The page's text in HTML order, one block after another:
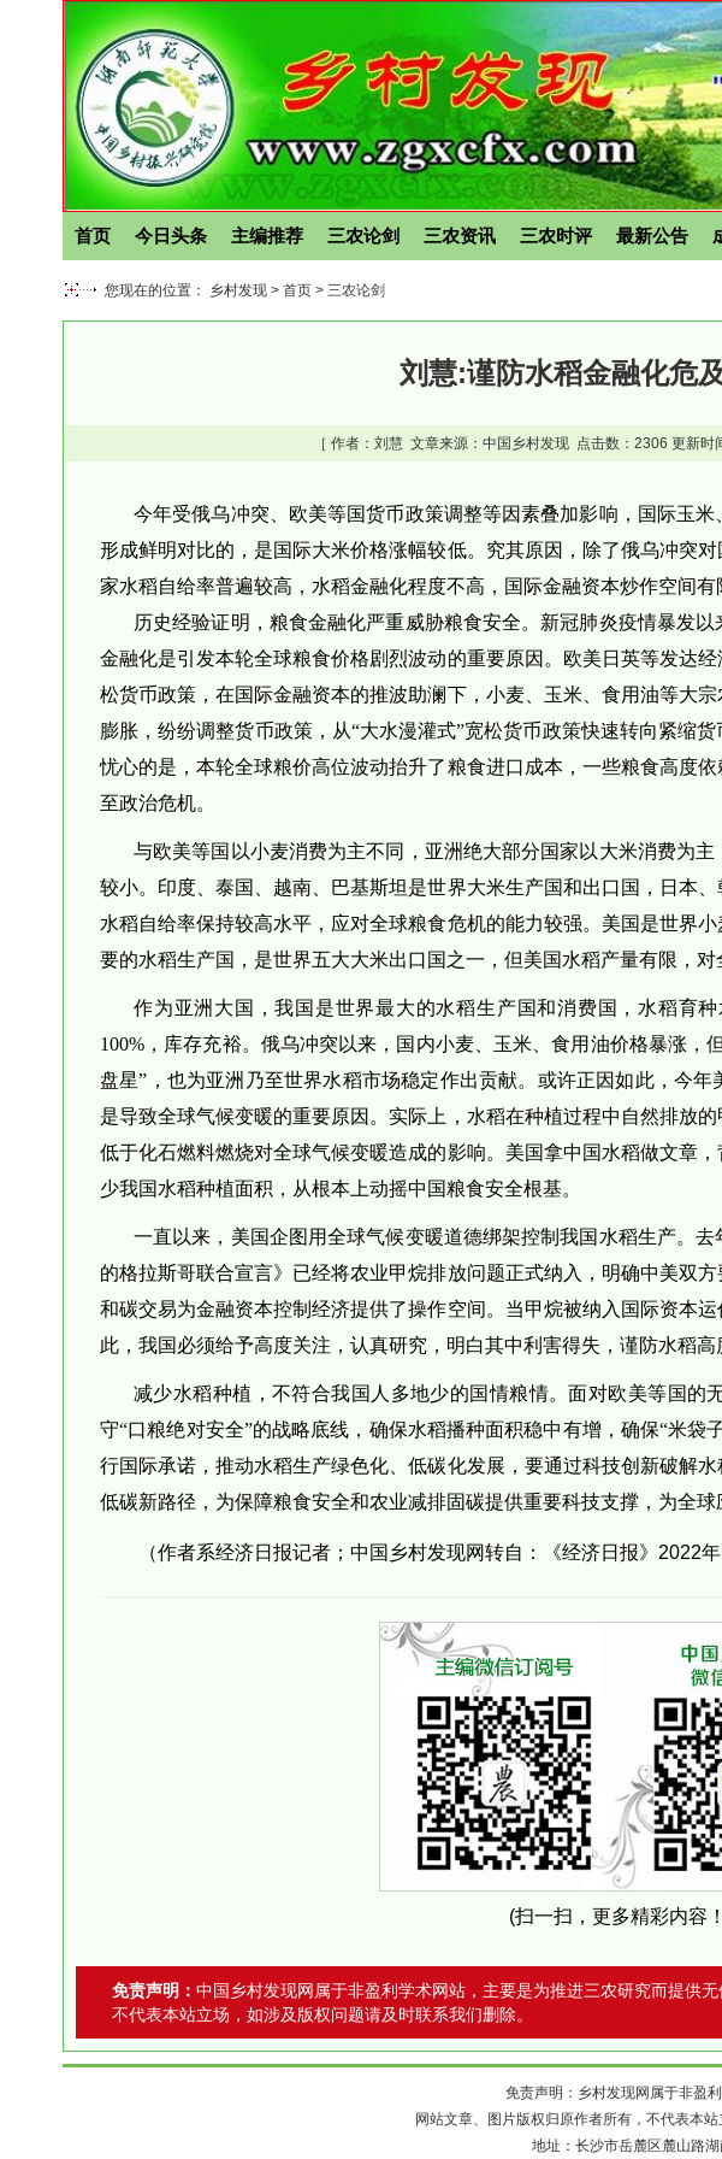
首页 今日头条 主编推荐 三农论剑 三农资讯 三农时评 最新公告
您现在的位置： 乡村发现 > 首页 > 三农论剑
刘慧:谨防水稻金融化危
［ 作者： 刘慧文章来源：中国乡村发现 点击数： 2306 更新时
今年受俄乌冲突、欧美等国货币政策调整等因素叠加影响，国际玉
形成鲜明对比的，是国际大米价格涨幅较低。究其原因，除了俄乌冲突
家水稻自给率普遍较高，水稻金融化程度不高，国际金融资本炒作空间有
历史经验证明，粮食金融化严重威胁粮食安全。新冠肺炎疫情暴发
金融化是引发本轮全球粮食价格剧烈波动的重要原因。欧美日英等发达
松货币政策，在国际金融资本的推波助澜下，小麦、玉米、食用油等大
膨胀，纷纷调整货币政策，从“大水漫灌式”宽松货币政策快速转向紧缩
忧心的是，本轮全球粮价高位波动抬升了粮食进口成本，一些粮食高度
至政治危机。
与欧美等国以小麦消费为主不同，亚洲绝大部分国家以大米消费为
较小。印度、泰国、越南、巴基斯坦是世界大米生产国和出口国，日本
水稻自给率保持较高水平，应对全球粮食危机的能力较强。美国是世界
要的水稻生产国，是世界五大大米出口国之一，但美国水稻产量有限，对
作为亚洲大国，我国是世界最大的水稻生产国和消费国，水稻育
100%，库存充裕。俄乌冲突以来，国内小麦、玉米、食用油价格暴涨，
盘星”，也为亚洲乃至世界水稻市场稳定作出贡献。或许正因如此，今
是导致全球气候变暖的重要原因。实际上，水稻在种植过程中自然排放
低于化石燃料燃烧对全球气候变暖造成的影响。美国拿中国水稻做文章
少我国水稻种植面积，从根本上动摇中国粮食安全根基。
一直以来，美国企图用全球气候变暖道德绑架控制我国水稻生产。
的格拉斯哥联合宣言》已经将农业甲烷排放问题正式纳入，明确中美双
和碳交易为金融资本控制经济提供了操作空间。当甲烷被纳入国际资本
此，我国必须给予高度关注，认真研究，明白其中利害得失，谨防水稻高
减少水稻种植，不符合我国人多地少的国情粮情。面对欧美等国的
守“口粮绝对安全”的战略底线，确保水稻播种面积稳中有增，确保“米袋
行国际承诺，推动水稻生产绿色化、低碳化发展，要通过科技创新破解
低碳新路径，为保障粮食安全和农业减排固碳提供重要科技支撑，为全球
（作者系经济日报记者； 中国乡村发现网转自： 《经济日报》2022
(扫一扫，更多精彩内容
免责声明： 中国乡村发现网属于非盈利学术网站，主要是为推进三农研究而提供
不代表本站立场，如涉及版权问题请及时联系我们删除。
免责声明：乡村发现网属于非盈
网站文章、图片版权归原作者所有，不代表本
地址：长沙市岳麓区麓山路